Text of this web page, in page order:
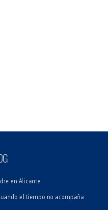
en Alicante
el tiempo no acompaña